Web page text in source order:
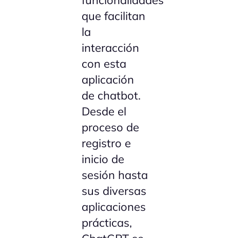
que facilitan
la
interacción
con esta
aplicación
de chatbot.
Desde el
proceso de
registro e
inicio de
sesión hasta
sus diversas
aplicaciones
prácticas,